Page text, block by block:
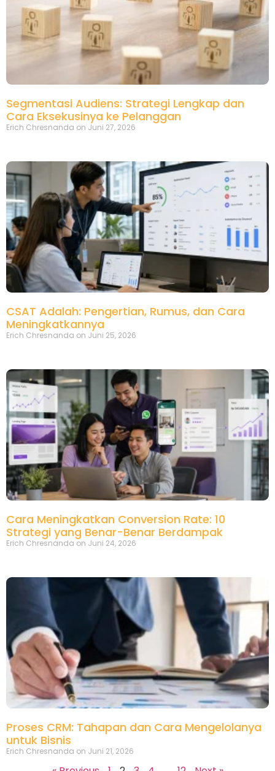
Segmentasi Audiens: Strategi Lengkap dan
Cara Eksekusinya ke Pelanggan
Erich Chresnanda Juni 27, 2026
CSAT Adalah: Pengertian, Rumus, dan Cara
Meningkatkannya
Erich Chresnanda Juni 25, 2026
Cara Meningkatkan Conversion Rate: 10
Strategi yang Benar-Benar Berdampak
Erich Chresnanda Juni 24, 2026
Proses CRM: Tahapan dan Cara Mengelolanya
untuk Bisnis
Erich Chresnanda Juni 21, 2026